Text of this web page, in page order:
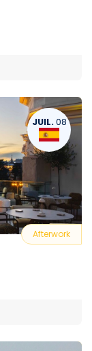
JUIL. 08
Afterwork